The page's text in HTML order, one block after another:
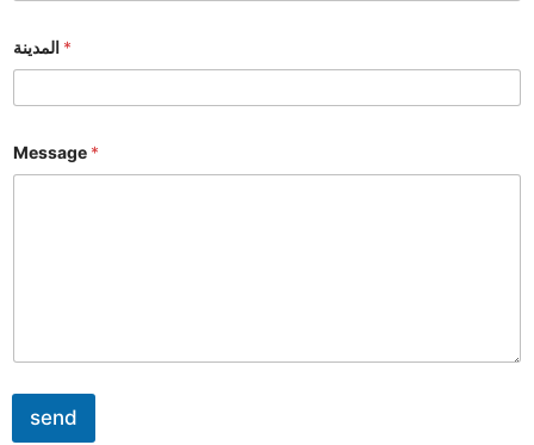
*
Message *
send